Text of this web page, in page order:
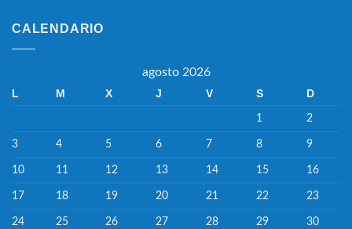
CALENDARIO
agosto 2026
L
M X J V S D
1 2
3 4 5 6 7 8 9
10 11 12 13 14 15 16
17 18 19 20 21 22 23
24 25 26 27 28 29 30